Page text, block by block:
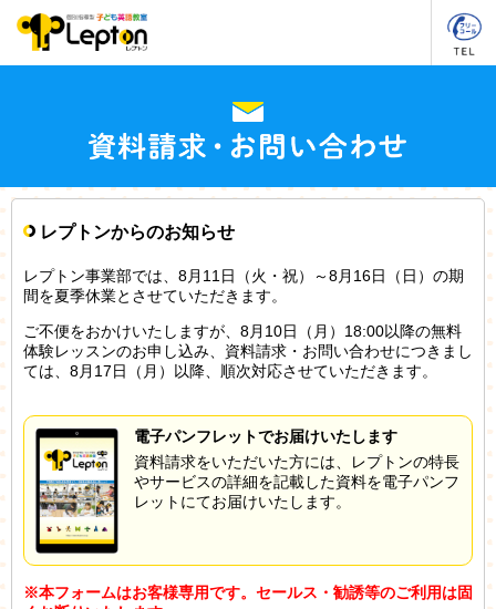
レプトンからのお知らせ
レプトン事業部では、8月11日（火・祝）～8月16日（日）の期
間を夏季休業とさせていただきます。
ご不便をおかけいたしますが、8月10日（月）18:00以降の無料
体験レッスンのお申し込み、資料請求・お問い合わせにつきまし
ては、8月17日（月）以降、順次対応させていただきます。
電子パンフレットでお届けいたします
資料請求をいただいた方には、レプトンの特長
やサービスの詳細を記載した資料を電子パンフ
レットにてお届けいたします。
※本フォームはお客様専用です。セールス・勧誘等のご利用は固